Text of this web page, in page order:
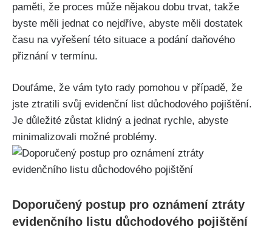
paměti, že proces může nějakou dobu trvat, takže
byste měli jednat co nejdříve, abyste měli dostatek
času na vyřešení této situace a podání daňového
přiznání v termínu.
Doufáme, že vám tyto rady pomohou v případě, že
jste ztratili svůj evidenční list důchodového pojištění.
Je důležité zůstat klidný a jednat rychle, abyste
minimalizovali možné problémy.
Doporučený postup pro oznámení ztráty
evidenčního listu důchodového pojištění